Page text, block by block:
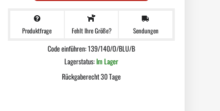
Produktfrage Fehlt Ihre Größe? Sendungen
Code einführen: 139/140/O/BLU/B
Lagerstatus:Im Lager
Rückgaberecht 30 Tage